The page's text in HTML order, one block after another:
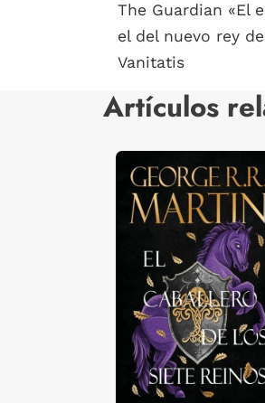
The Guardian «El
el del nuevo rey
Vanitatis
Artículos